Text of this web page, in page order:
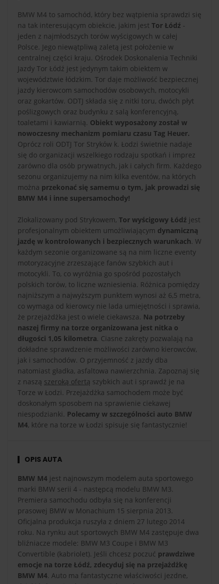
BMW M4 to samochód, który bez wątpienia sprawdzi się
na tak interesującym obiekcie, jakim jest Tor Łódź -
jeden z najmłodszych torów wyścigowych w całej
Polsce. Jego niewątpliwą zaletą jest położenie w
centralnej części kraju. Ośrodek Doskonalenia Techniki
Jazdy Tor Łódź jest jedynym takim obiektem w
województwie łódzkim. Tor daje możliwość bezpiecznej
jazdy kierowcom samochodów osobowych, motocykli
oraz gokartów. ODTJ składa się z nitki toru, dwóch płyt
poślizgowych oraz budynku z salą konferencyjną,
toaletami i kawiarnią. Obiekt wyposażony został w
nowoczesny mechanizm pomiaru czasu Tag Heuer.
Oprócz roli ODTJ Tor Stryków k. Łodzi świetnie nadaje
się do organizacji wszelkiego rodzaju spotkań i imprez
zarówno dla osób prywatnych, jak i całych firm. Każdego
sezonu organizujemy na nim kilka eventów, na których
można przekonać się samemu o tym, jak prowadzi się
BMW M4 i inne supersamochody!
Zlokalizowany pod Strykowem, Tor wyścigowy Łódź jest
profesjonalnym obiektem umożliwiającym dynamiczną
jazdę w kontrolowanych i bezpiecznych warunkach. W
każdym sezonie organizowane są na nim liczne eventy
motoryzacyjne zrzeszające fanów szybkich aut i
motocykli. To, co wyróżnia go spośród pozostałych
polskich torów, to liczne wzniesienia. Różnica pomiędzy
najniższym a najwyższym punktem wynosi aż 6,5 metra,
co wymaga od kierowcy nie lada umiejętności i sprawia,
że przejażdżka jest o wiele ciekawsza. Na potrzeby
naszej firmy na torze organizowana jest nitka o
długości 1,05 kilometra. Ciasne zakręty pozwalają na
dokładne sprawdzenie możliwości zarówno kierowców,
jak i samochodów. O przyjemność z jazdy dba
natomiast gładka, asfaltowa nawierzchnia. Zapoznaj się
z naszą szeroką ofertą szybkich aut i sprawdź je na
Torze w Łodzi. Przejażdżka samochodem może być
doskonałym sposobem na sprawienie ciekawej
niespodzianki. Polecamy w szczególności auto BMW
M4, które na torze w Łodzi spisuje się fantastycznie!
OPIS AUTA
BMW M4 jest najnowszym modelem auta sportowego
marki BMW serii 4 - następcą modelu BMW M3.
Premiera samochodu odbyła się na konferencji
prasowej BMW w Monachium 15 sierpnia 2013.
Oficjalna produkcja ruszyła z dniem 27 lutego 2014
roku. Na rynku aut sportowych BMW M4 zastępuje dwa
bliźniacze modele: BMW M3 Coupe i BMW M3
Convertible (kabriolet). Jeśli chcesz poczuć prawdziwe
emocje na torze Łódź, zdecyduj się na przejażdżkę
BMW M4. Auto ma fantastyczne właściwości jezdne,